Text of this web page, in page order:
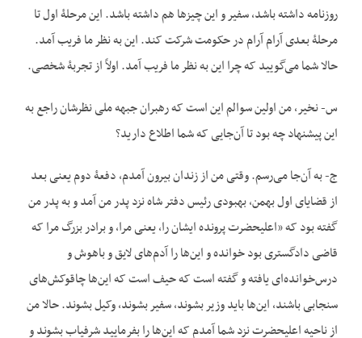
روزنامه داشته باشد، سفیر و این چیزها هم داشته باشد. این مرحلۀ اول تا
مرحلۀ بعدی آرام آرام در حکومت شرکت کند. این به نظر ما فریب آمد.
حالا شما می‌گویید که چرا این به نظر ما فریب آمد. اولاً از تجربۀ شخصی.
س- نخیر، من اولین سوالم این است که رهبران جبهه ملی نظرشان راجع به
این پیشنهاد چه بود تا آن‌جایی که شما اطلاع دارید؟
ج- به آن‌جا می‌رسم. وقتی من از زندان بیرون آمدم، دفعۀ دوم یعنی بعد
از قضایای اول بهمن، بهبودی رئیس دفتر شاه نزد پدر من آمد و به پدر من
گفته بود که «اعلی‏حضرت پرونده ایشان را، یعنی مرا، و برادر بزرگ مرا که
قاضی دادگستری بود خوانده و این‌ها را آدم‌های لایق و باهوش و
درس‌خوانده‌ای یافته و گفته است که حیف است که این‌ها چاقوکش‌های
سنجابی باشند، این‌ها باید وزیر بشوند، سفیر بشوند، وکیل بشوند. حالا من
از ناحیه اعلی‏حضرت نزد شما آمدم که این‌ها را بفرمایید شرفیاب بشوند و